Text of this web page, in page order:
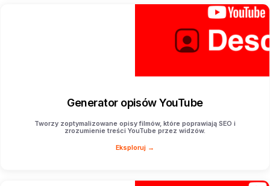
Generator opisów YouTube
Tworzy zoptymalizowane opisy filmów, które poprawiają SEO i
zrozumienie treści YouTube przez widzów.
Eksploruj →